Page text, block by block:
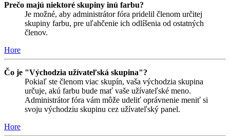
Prečo majú niektoré skupiny inú farbu?
Je možné, aby administrátor fóra pridelil členom určitej
skupiny farbu, pre uľahčenie ich odlíšenia od ostatných
členov.
Hore
Čo je "Východzia užívateľská skupina"?
Pokiaľ ste členom viac skupín, vaša východzia skupina
určuje, akú farbu bude mať vaše užívateľské meno.
Administrátor fóra vám môže udeliť oprávnenie meniť si
svoju východziu skupinu cez užívateľský panel.
Hore